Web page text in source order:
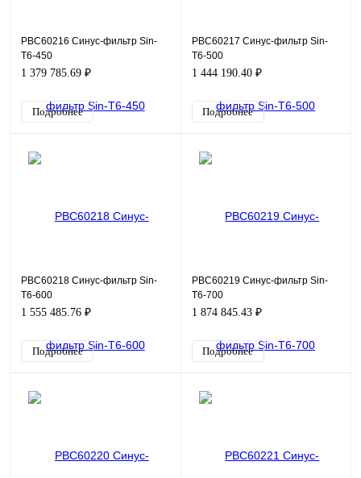
PBC60216 Синус-фильтр Sin-
T6-450
1 379 785.69 ₽
Подробнее
PBC60217 Синус-фильтр Sin-
T6-500
1 444 190.40 ₽
Подробнее
PBC60218 Синус-фильтр Sin-
T6-600
1 555 485.76 ₽
Подробнее
PBC60219 Синус-фильтр Sin-
T6-700
1 874 845.43 ₽
Подробнее